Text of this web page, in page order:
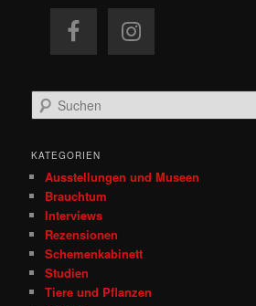
u
h
KATEGORIEN
Ausstellungen und Museen
Brauchtum
Interviews
Rezensionen
Schemenkabinett
Studien
Tiere und Pflanzen